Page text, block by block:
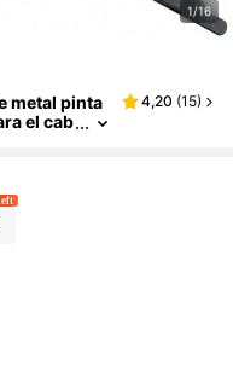
1/16
metal pinta
el cab
y grues
Pinza
4,20 (15)